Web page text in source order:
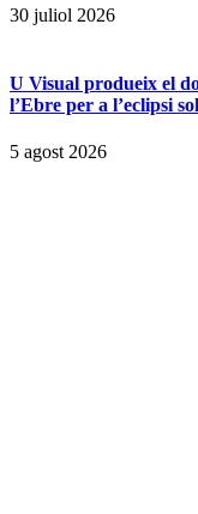
30 juliol 2026
U Visual produeix el
l’Ebre per a l’eclipsi
5 agost 2026